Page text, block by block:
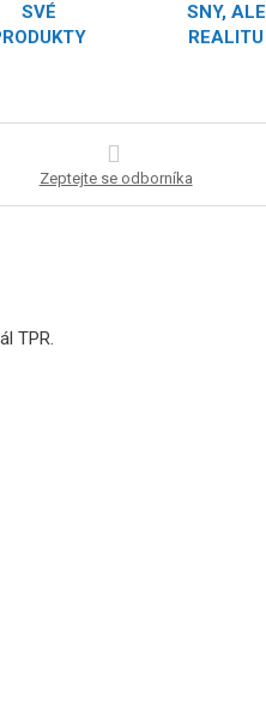
SVÉ
SNY, ALE
REALITU
Zeptejte se odborníka
TPR.